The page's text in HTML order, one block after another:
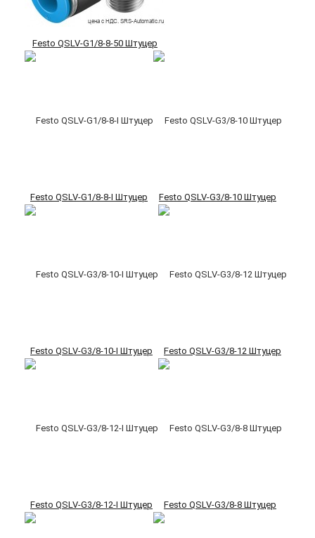
Festo QSLV-G1/8-8-50 Штуцер
Festo QSLV-G1/8-8-I Штуцер Festo QSLV-G3/8-10 Штуцер
Festo QSLV-G3/8-10-I Штуцер Festo QSLV-G3/8-12 Штуцер
Festo QSLV-G3/8-12-I Штуцер Festo QSLV-G3/8-8 Штуцер